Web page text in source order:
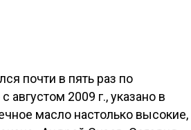
почти в пять раз по
2009 г., указано в
масло настолько высокие,